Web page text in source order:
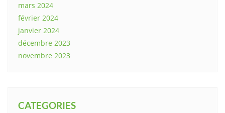
mars 2024
février 2024
janvier 2024
décembre 2023
novembre 2023
CATEGORIES